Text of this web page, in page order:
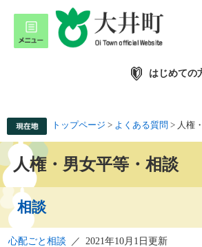
はじめての
トップページ > よくある質問 > 人権
人権・男女平等・相談
相談
心配ごと相談 2021年10月1日更新